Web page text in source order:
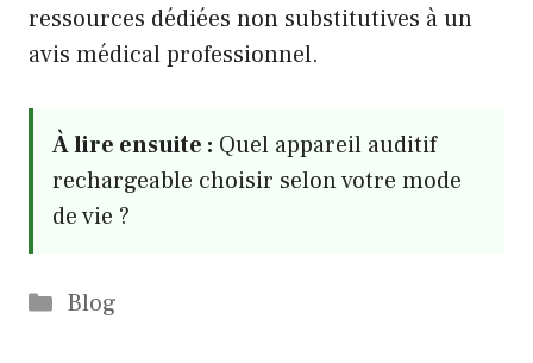
ressources dédiées non substitutives à un
avis médical professionnel.
À lire ensuite : Quel appareil auditif
rechargeable choisir selon votre mode
de vie ?
Catégories
Blog